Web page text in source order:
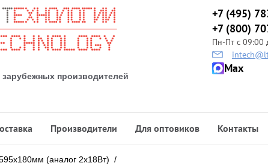
производителей
+7 (495)
+7 (800)
Пн-Пт с 09:00
Max
Производители Для оптовиков Контакты
(аналог 2х18Вт) /